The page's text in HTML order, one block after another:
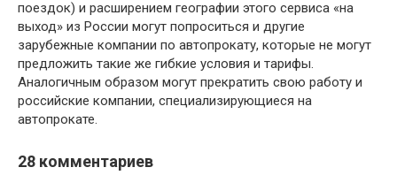
поездок) и расширением географии этого сервиса «на
выход» из России могут попроситься и другие
зарубежные компании по автопрокату, которые не могут
предложить такие же гибкие условия и тарифы.
Аналогичным образом могут прекратить свою работу и
российские компании, специализирующиеся на
автопрокате.
28 комментариев